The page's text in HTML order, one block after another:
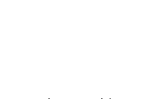
seront affichés ici au